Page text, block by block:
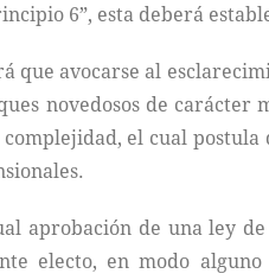
6”, esta deberá
que avocarse al
novedosos de
el cual
aprobación de una ley
electo, en modo